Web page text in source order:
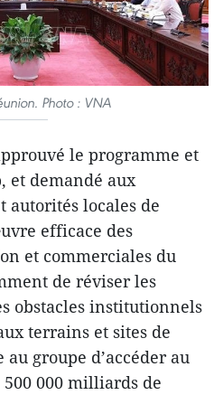
Photo : VNA
le programme et
et demandé aux
autorités locales de
efficace des
et commerciales du
de réviser les
obstacles institutionnels
terrains et sites de
groupe d’accéder au
000 milliards de